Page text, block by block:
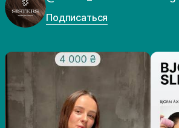
Подписаться